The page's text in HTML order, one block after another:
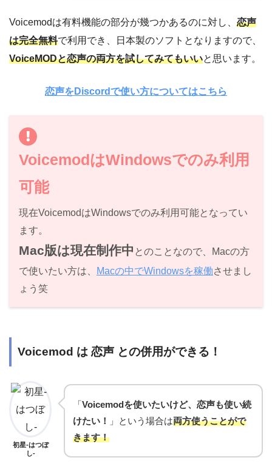
Voicemodは有料機能の部分が幾つかあるのに対し、 恋声
は完全無料で利用でき、日本製のソフトとなりますので、
VoiceMODと恋声の両方を試してみてもいいと思います。
恋声をDiscordで使い方についてはこちら
VoicemodはWindowsでのみ利用
可能
現在VoicemodはWindowsでのみ利用可能となってい
ます。
Mac版は現在制作中 とのことなので、Macの方
で使いたい方は、
Macの中でWindowsを稼働させまし
ょう笑
Voicemod は 恋声 との併用ができる！
初星-はつぼ
し-
「Voicemodを使いたいけど、恋声も使い続
けたい！
」という場合は両方使うことがで
きます！